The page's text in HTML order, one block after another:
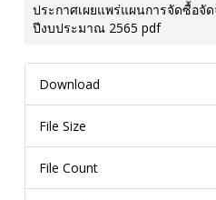
ประกาศเผยแพร่แผนการจัดซื้อจัด
ปีงบประมาณ 2565 pdf
Download
File Size
File Count